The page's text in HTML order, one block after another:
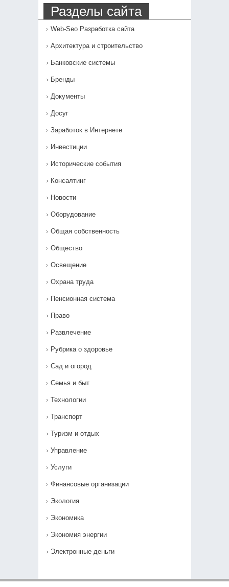
Разделы сайта
Web-Seo Разработка сайта
Архитектура и строительство
Банковские системы
Бренды
Документы
Досуг
Заработок в Интернете
Инвестиции
Исторические события
Консалтинг
Новости
Оборудование
Общая собственность
Общество
Освещение
Охрана труда
Пенсионная система
Право
Развлечение
Рубрика о здоровье
Сад и огород
Семья и быт
Технологии
Транспорт
Туризм и отдых
Управление
Услуги
Финансовые организации
Экология
Экономика
Экономия энергии
Электронные деньги